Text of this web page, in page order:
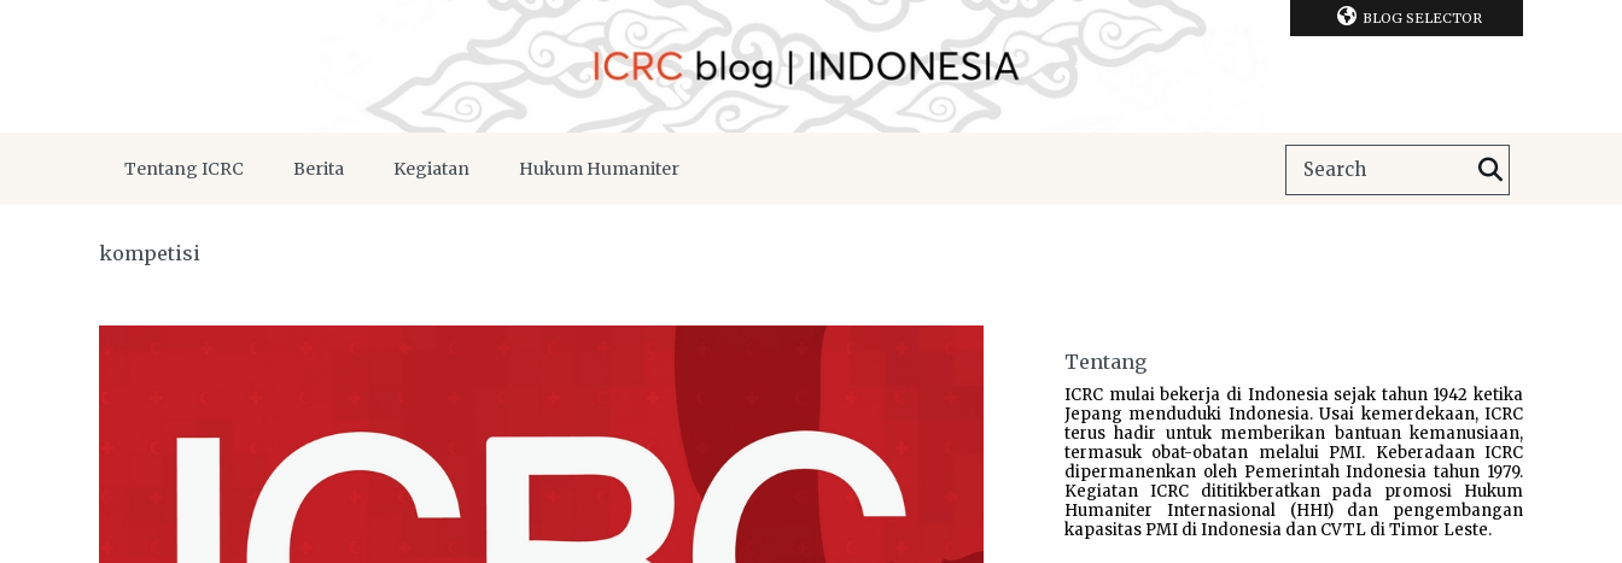
BLOG SELECTOR
Tentang ICRC Berita Kegiatan Hukum Humaniter
kompetisi
Tentang
ICRC mulai bekerja di Indonesia sejak tahun 1942 ketika
Jepang menduduki Indonesia. Usai kemerdekaan, ICRC
terus hadir untuk memberikan bantuan kemanusiaan,
termasuk obat-obatan melalui PMI. Keberadaan ICRC
dipermanenkan oleh Pemerintah Indonesia tahun 1979.
Kegiatan ICRC dititikberatkan pada promosi Hukum
Humaniter Internasional (HHI) dan pengembangan
kapasitas PMI di Indonesia dan CVTL di Timor Leste.